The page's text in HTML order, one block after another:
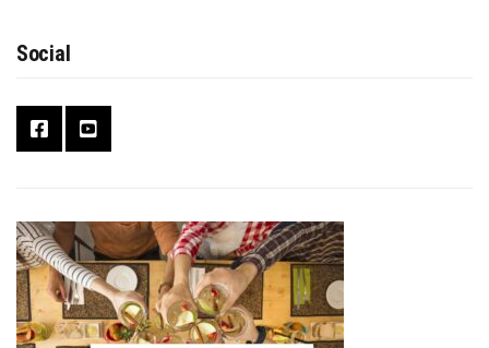
Social